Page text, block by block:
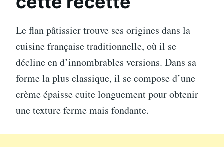
Le flan pâtissier trouve ses origines dans la
cuisine française traditionnelle, où il se
décline en d’innombrables versions. Dans sa
forme la plus classique, il se compose d’une
crème épaisse cuite longuement pour obtenir
une texture ferme mais fondante.